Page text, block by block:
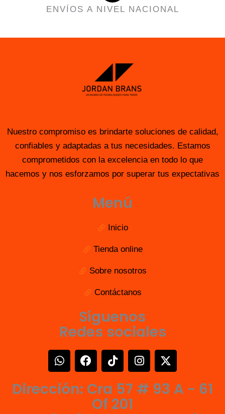
ENVÍOS A NIVEL NACIONAL
Nuestro compromiso es brindarte soluciones de calidad,
confiables y adaptadas a tus necesidades. Estamos
comprometidos con la excelencia en todo lo que
hacemos y nos esforzamos por superar tus expectativas
Menú
Inicio
Tienda online
Sobre nosotros
Contáctanos
Síguenos
Redes sociales
W
h
t
F
a
e
T
i
o
k
I
n
t
X
-
w
Dirección: Cra 57 # 93 A - 61
Of 201